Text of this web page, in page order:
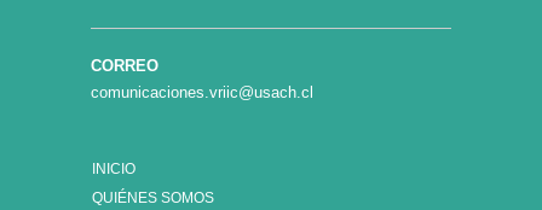
CORREO
comunicaciones.vriic@usach.cl
INICIO
QUIÉNES SOMOS